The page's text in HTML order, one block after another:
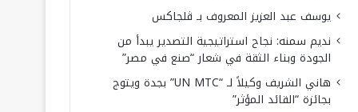
يوسف عبد العزيز المعروف بـ ڤلجاكس
نديم سمنه: نجاح استراتيجية التصدير يبدأ من
الجودة وبناء الثقة في شعار “صنع في مصر”
هاني الشريف وكيلاً لـ “UN MTC” بجدة ويتوج
بجائزة “القائد المؤثر”